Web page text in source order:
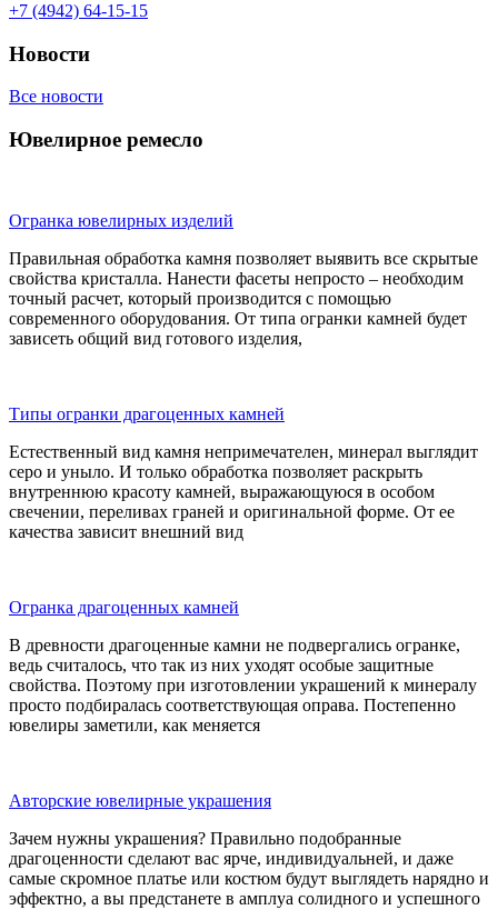
+7 (4942) 64-15-15
Новости
Все новости
Ювелирное ремесло
Огранка ювелирных изделий
Правильная обработка камня позволяет выявить все скрытые
свойства кристалла. Нанести фасеты непросто – необходим
точный расчет, который производится с помощью
современного оборудования. От типа огранки камней будет
зависеть общий вид готового изделия,
Типы огранки драгоценных камней
Естественный вид камня непримечателен, минерал выглядит
серо и уныло. И только обработка позволяет раскрыть
внутреннюю красоту камней, выражающуюся в особом
свечении, переливах граней и оригинальной форме. От ее
качества зависит внешний вид
Огранка драгоценных камней
В древности драгоценные камни не подвергались огранке,
ведь считалось, что так из них уходят особые защитные
свойства. Поэтому при изготовлении украшений к минералу
просто подбиралась соответствующая оправа. Постепенно
ювелиры заметили, как меняется
Авторские ювелирные украшения
Зачем нужны украшения? Правильно подобранные
драгоценности сделают вас ярче, индивидуальней, и даже
самые скромное платье или костюм будут выглядеть нарядно и
эффектно, а вы предстанете в амплуа солидного и успешного